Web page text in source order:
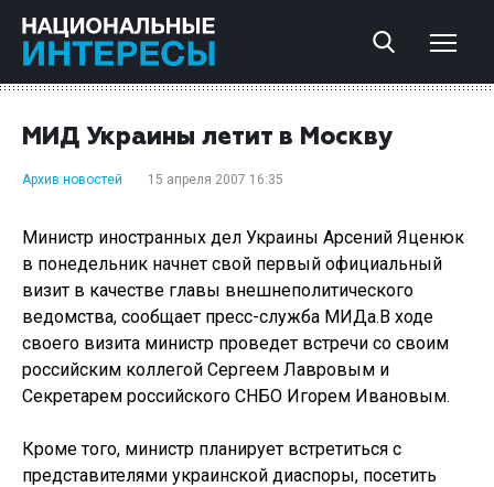
МИД Украины летит в Москву
Архив новостей 15 апреля 2007 16:35
Министр иностранных дел Украины Арсений Яценюк
в понедельник начнет свой первый официальный
визит в качестве главы внешнеполитического
ведомства, сообщает пресс-служба МИДа.В ходе
своего визита министр проведет встречи со своим
российским коллегой Сергеем Лавровым и
Секретарем российского СНБО Игорем Ивановым.
Кроме того, министр планирует встретиться с
представителями украинской диаспоры, посетить